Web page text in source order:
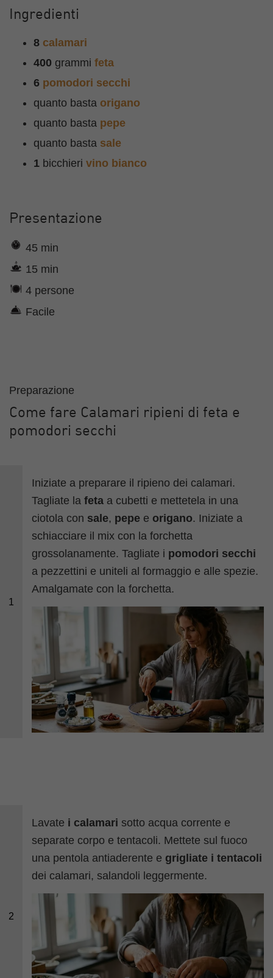
Ingredienti
8 calamari
400 grammi feta
6 pomodori secchi
quanto basta origano
quanto basta pepe
quanto basta sale
1 bicchieri vino bianco
Presentazione
45 min
15 min
4 persone
Facile
Preparazione
Come fare Calamari ripieni di feta e
pomodori secchi
1
Iniziate a preparare il ripieno dei calamari.
Tagliate la feta a cubetti e mettetela in una
ciotola con sale, pepe e origano. Iniziate a
schiacciare il mix con la forchetta
grossolanamente. Tagliate i pomodori secchi
a pezzettini e uniteli al formaggio e alle spezie.
Amalgamate con la forchetta.
2
Lavate i calamari sotto acqua corrente e
separate corpo e tentacoli. Mettete sul fuoco
una pentola antiaderente e grigliate i tentacoli
dei calamari, salandoli leggermente.